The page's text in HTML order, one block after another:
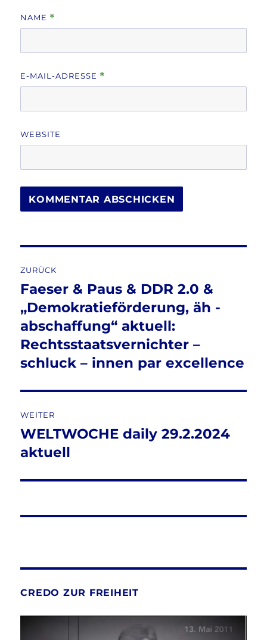
NAME *
E-MAIL-ADRESSE *
WEBSITE
ZURÜCK
Vorheriger
Beitrag:
Faeser & Paus & DDR 2.0 &
„Demokratieförderung, äh -
abschaffung“ aktuell:
Rechtsstaatsvernichter –
schluck – innen par excellence
WEITER
Nächster
Beitrag:
WELTWOCHE daily 29.2.2024
aktuell
CREDO ZUR FREIHEIT